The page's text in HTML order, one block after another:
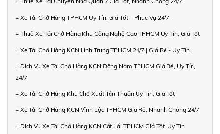
+ Xe Tải Chở Hàng TPHCM Uy Tín, Giá Tốt – Phục Vụ 24/7
+ Thuê Xe Tải Chở Hàng Khu Công Nghệ Cao TPHCM Uy Tín, Giá Tốt
+ Xe Tải Chở Hàng KCN Linh Trung TPHCM 24/7 | Giá Rẻ - Uy Tín
+ Dịch Vụ Xe Tải Chở Hàng KCN Đông Nam TPHCM Giá Rẻ, Uy Tín,
24/7
+ Xe Tải Chở Hàng Khu Chế Xuất Tân Thuận Uy Tín, Giá Tốt
+ Xe Tải Chở Hàng KCN Vĩnh Lộc TPHCM Giá Rẻ, Nhanh Chóng 24/7
+ Dịch Vụ Xe Tải Chở Hàng KCN Cát Lái TPHCM Giá Tốt, Uy Tín